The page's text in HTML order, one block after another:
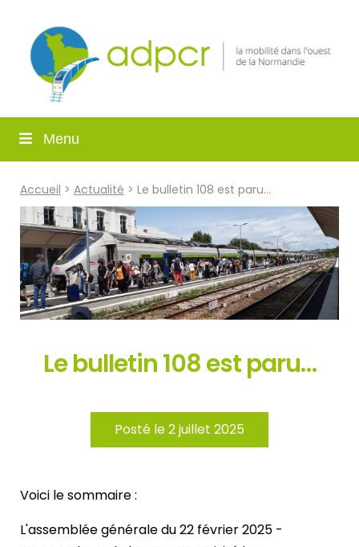
Menu
Accueil > Actualité > Le bulletin 108 est paru…
Le bulletin 108 est paru…
Posté le 2 juillet 2025
Voici le sommaire :
L'assemblée générale du 22 février 2025 -